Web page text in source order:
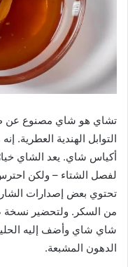
تشاي هو شاي مصنوع عن
التوابل الهندية
أكياس شاي. يعد الشاي
لفصل الشتاء – ولكن
تحتوي بعض إصدارات
من السكر. ولتحضير
شاي شاي وأضف إليه
الدهون المشبعة.